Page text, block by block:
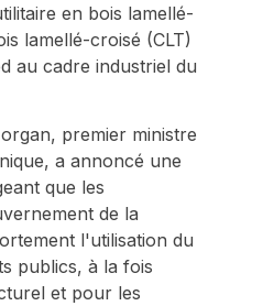
en bois lamellé-
lamellé-croisé (CLT)
au cadre industriel du
premier ministre
a annoncé une
que les
de la
l'utilisation du
publics, à la fois
et pour les